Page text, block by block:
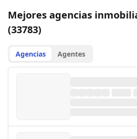
Mejores agencias
(33783)
Agencias Agentes